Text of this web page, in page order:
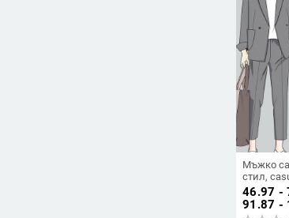
Мъжко
стил,
тънък
копче,
46.97 -
91.87 -